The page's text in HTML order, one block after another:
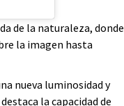
de la naturaleza, donde
la imagen hasta
nueva luminosidad y
la capacidad de